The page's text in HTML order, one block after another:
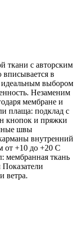
ткани с авторским
в
идеальным выбором
Незаменим
мембране и
плаща: подклад с
кнопок и пряжки
швы
внутренний
от +10 до +20 С
мембранная ткань
ветра.